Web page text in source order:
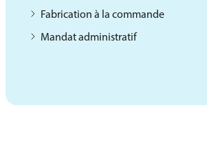
Fabrication robuste et durable pour usage
Utilisation et mise en valeur de la
La guirlande de l’Écologie s’intègre
Fabrication à la commande
Mandat administratif